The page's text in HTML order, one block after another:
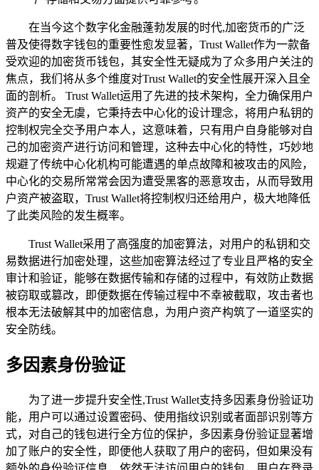
在当今这个数字化金融蓬勃发展的时代,加密货币的广泛
普及使得数字钱包的重要性愈发显著，Trust Wallet作为一款备
受欢迎的加密货币钱包，其安全性无疑成为了众多用户关注的
焦点，我们将从多个维度对Trust Wallet的安全性展开深入且全
面的剖析。 Trust Wallet运用了先进的技术架构，全力确保用户
资产的安全无虞，它秉持去中心化的设计理念，将用户私钥的
控制权完全交予用户本人，这意味着，只有用户自身能够对自
己的加密资产进行访问和管理，这种去中心化的特性，巧妙地
规避了传统中心化机构可能遭遇的单点故障和被攻击的风险，
中心化的交易所常常会因为遭受黑客的恶意攻击，从而导致用
户资产被盗取，Trust Wallet将控制权归还给用户，极大地降低
了此类风险的发生概率。
Trust Wallet采用了高强度的加密算法，对用户的私钥和交
易数据进行加密处理，这些加密算法经过了专业且严格的安全
审计和验证，能够在数据传输和存储的过程中，有效防止数据
被窃取或篡改，即便数据在传输过程中不幸被截取，攻击者也
根本无法破解其中的加密信息，为用户资产构筑了一道坚实的
安全防线。
多因素身份验证
为了进一步提升安全性,Trust Wallet支持多因素身份验证功
能，用户可以通过设置密码、使用指纹识别或者面部识别等方
式，对自己的钱包进行全方位的保护，多因素身份验证显著增
加了账户的安全性，即便他人获取了用户的密码，但如果没有